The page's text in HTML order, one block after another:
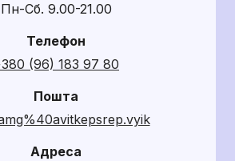
Пн-Сб. 9.00-21.00
Телефон
(96) 183 97 80
Пошта
Адреса